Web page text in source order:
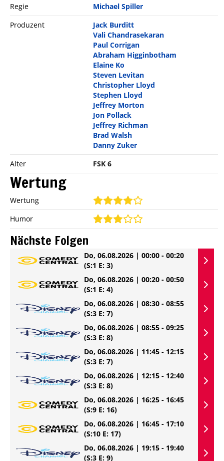
Regie
Michael Spiller
Produzent
Jack Burditt
Vali Chandrasekaran
Paul Corrigan
Abraham Higginbotham
Elaine Ko
Steven Levitan
Christopher Lloyd
Stephen Lloyd
Jeffrey Morton
Jon Pollack
Jeffrey Richman
Brad Walsh
Danny Zuker
Alter
FSK 6
Wertung
Wertung
Humor
Nächste Folgen
Do, 06.08.2026 | 00:00 - 00:20
(S:1 E: 3)
Do, 06.08.2026 | 00:20 - 00:50
(S:1 E: 4)
Do, 06.08.2026 | 08:30 - 08:55
(S:3 E: 7)
Do, 06.08.2026 | 08:55 - 09:25
(S:3 E: 8)
Do, 06.08.2026 | 11:45 - 12:15
(S:3 E: 7)
Do, 06.08.2026 | 12:15 - 12:40
(S:3 E: 8)
Do, 06.08.2026 | 16:25 - 16:45
(S:9 E: 16)
Do, 06.08.2026 | 16:45 - 17:10
(S:10 E: 17)
Do, 06.08.2026 | 19:15 - 19:40
(S:3 E: 9)